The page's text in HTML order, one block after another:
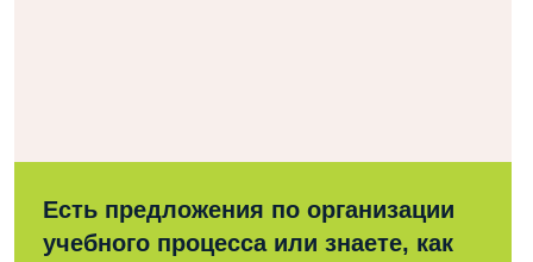
Есть предложения по организации
учебного процесса или знаете, как